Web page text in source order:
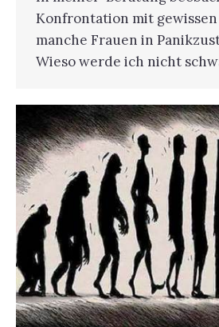
Konfrontation mit gewissen
manche Frauen in
Wieso werde ich nicht